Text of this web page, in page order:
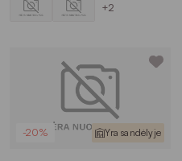
+2
-20% Yra sandėlyje